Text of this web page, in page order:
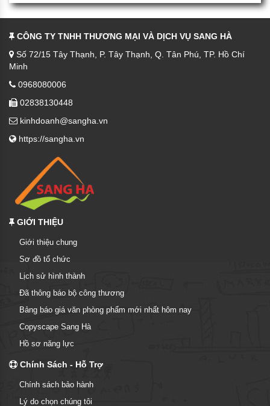
CÔNG TY TNHH THƯƠNG MẠI VÀ DỊCH VỤ SANG HÀ
Số 72/15 Tây Thạnh, P. Tây Thạnh, Q. Tân Phú, TP. Hồ Chí
Minh
0968080006
02838130448
kinhdoanh@sangha.vn
https://sangha.vn
GIỚI THIỆU
Giới thiệu chung
Sơ đồ tổ chức
Lịch sử hình thành
Đã thông báo bộ công thương
Bảng báo giá văn phòng phẩm mới nhất hôm nay
Copyscape Sang Hà
Hồ sơ năng lực
Chính Sách - Hỗ Trợ
Chính sách bảo hành
Lý do chọn chúng tôi